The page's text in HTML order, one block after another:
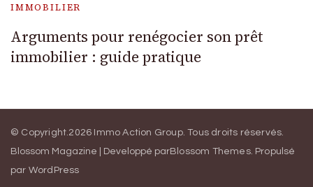
IMMOBILIER
Arguments pour renégocier son prêt
immobilier : guide pratique
© Copyright.2026 Immo Action Group. Tous droits réservés.
Blossom Magazine | Developpé parBlossom Themes. Propulsé
par WordPress